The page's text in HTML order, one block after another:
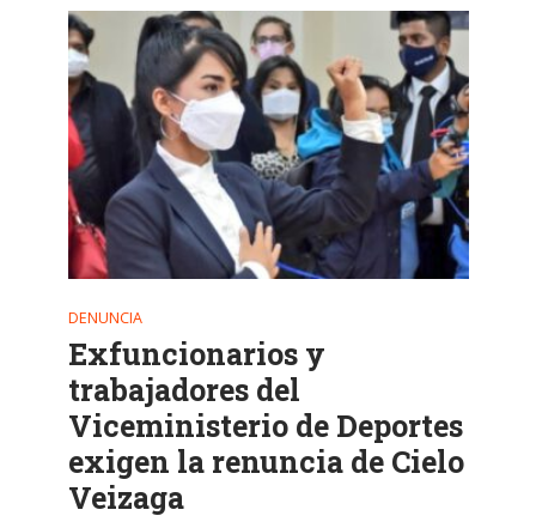
DENUNCIA
Exfuncionarios y
trabajadores del
Viceministerio de Deportes
exigen la renuncia de Cielo
Veizaga